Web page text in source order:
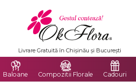
Livrare Gratuită în Chișinău și București
Baloane Compozitii Florale Cadouri